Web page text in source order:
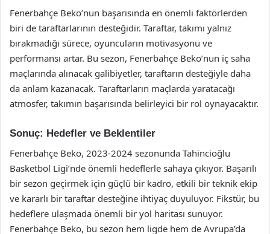
Fenerbahçe Beko’nun başarısında en önemli faktörlerden
biri de taraftarlarının desteğidir. Taraftar, takımı yalnız
bırakmadığı sürece, oyuncuların motivasyonu ve
performansı artar. Bu sezon, Fenerbahçe Beko’nun iç saha
maçlarında alınacak galibiyetler, taraftarın desteğiyle daha
da anlam kazanacak. Taraftarların maçlarda yaratacağı
atmosfer, takımın başarısında belirleyici bir rol oynayacaktır.
Sonuç: Hedefler ve Beklentiler
Fenerbahçe Beko, 2023-2024 sezonunda Tahincioğlu
Basketbol Ligi’nde önemli hedeflerle sahaya çıkıyor. Başarılı
bir sezon geçirmek için güçlü bir kadro, etkili bir teknik ekip
ve kararlı bir taraftar desteğine ihtiyaç duyuluyor. Fikstür, bu
hedeflere ulaşmada önemli bir yol haritası sunuyor.
Fenerbahçe Beko, bu sezon hem ligde hem de Avrupa’da